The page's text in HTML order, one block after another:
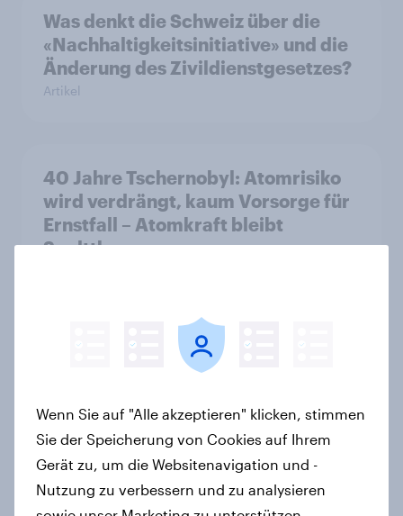
Was denkt die Schweiz über die
«Nachhaltigkeitsinitiative» und die
Änderung des Zivildienstgesetzes?
Artikel
40 Jahre Tschernobyl: Atomrisiko
wird verdrängt, kaum Vorsorge für
Ernstfall – Atomkraft bleibt
Spaltthema
YouGov Sonntagsfrage: AfD liegt
Union und SPD so niedrig wie seit
Jahren nicht mehr
Wenn Sie auf "Alle akzeptieren" klicken, stimmen
Sie der Speicherung von Cookies auf Ihrem
Gerät zu, um die Websitenavigation und -
Nutzung zu verbessern und zu analysieren